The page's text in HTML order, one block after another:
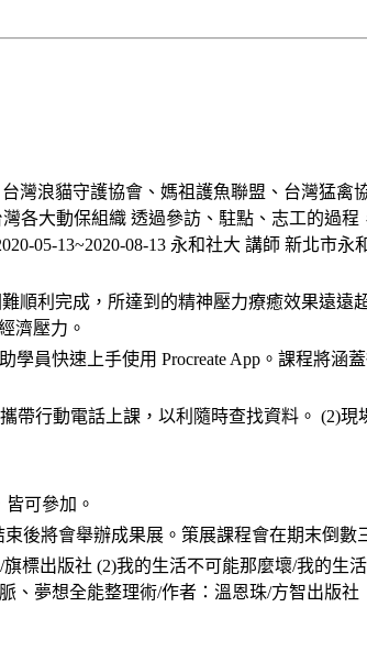
灣浪貓守護協會、媽祖護魚聯盟、台灣猛禽
各大動保組織 透過參訪、駐點、志工的過
05-13~2020-08-13 永和社大 講師 新北市永
順利完成，所達到的精神壓力療癒效果遠遠
濟壓力。
學員快速上手使用 Procreate App。課程將涵
帶行動電話上課，以利隨時查找資料。 (2)現
可參加。
後將會舉辦成果展。策展課程會在期末倒數
標出版社 (2)我的生活不可能那麼壞/我的生
、夢想全能整理術/作者：溫恩珠/方智出版社